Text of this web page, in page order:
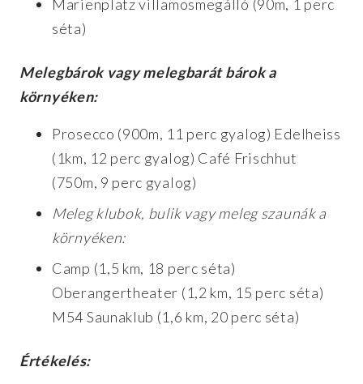
Marienplatz villamosmegálló (90m, 1 perc
séta)
Melegbárok vagy melegbarát bárok a
környéken:
Prosecco (900m, 11 perc gyalog) Edelheiss
(1km, 12 perc gyalog) Café Frischhut
(750m, 9 perc gyalog)
Meleg klubok, bulik vagy meleg szaunák a
környéken:
Camp (1,5 km, 18 perc séta)
Oberangertheater (1,2 km, 15 perc séta)
M54 Saunaklub (1,6 km, 20 perc séta)
Értékelés: